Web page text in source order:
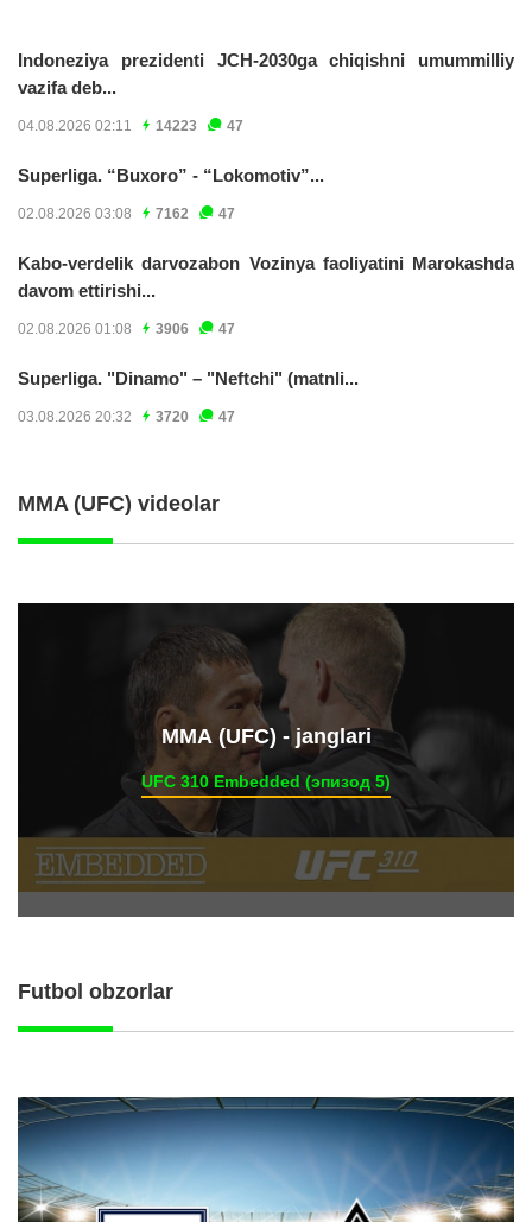
Indoneziya prezidenti JCH-2030ga chiqishni umummilliy
vazifa deb...
04.08.2026 02:11 14223 47
Superliga. “Buxoro” - “Lokomotiv”...
02.08.2026 03:08 7162 47
Kabo-verdelik darvozabon Vozinya faoliyatini Marokashda
davom ettirishi...
02.08.2026 01:08 3906 47
Superliga. "Dinamo" – "Neftchi" (matnli...
03.08.2026 20:32 3720 47
MMA (UFC) videolar
ММА (UFC) - janglari
UFC 310 Embedded (эпизод 5)
Futbol obzorlar